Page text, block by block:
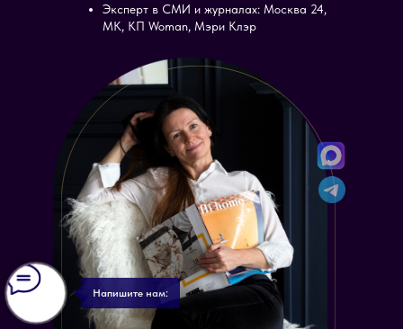
Эксперт в СМИ и журналах: Москва 24,
МК, КП Woman, Мэри Клэр
Напишите нам: